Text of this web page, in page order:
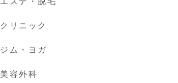
クリニック
ジム・ヨガ
美容外科